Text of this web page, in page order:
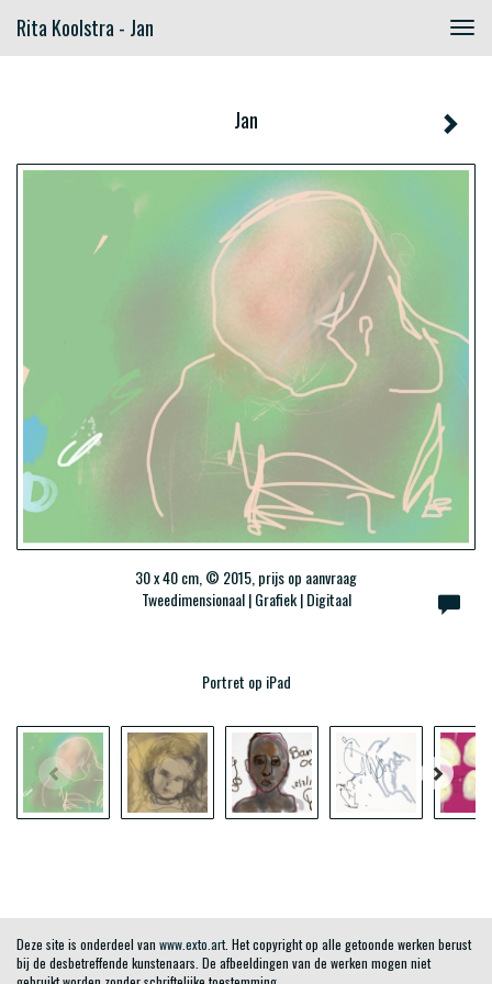
Rita Koolstra - Jan
Jan
30 x 40 cm, © 2015, prijs op aanvraag
Tweedimensionaal | Grafiek | Digitaal
Portret op iPad
Deze site is onderdeel van www.exto.art. Het copyright op alle getoonde werken berust
bij de desbetreffende kunstenaars. De afbeeldingen van de werken mogen niet